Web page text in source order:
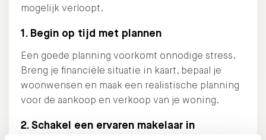
mogelijk verloopt.
1. Begin op tijd met plannen
Een goede planning voorkomt onnodige stress.
Breng je financiële situatie in kaart, bepaal je
woonwensen en maak een realistische planning
voor de aankoop en verkoop van je woning.
2. Schakel een ervaren makelaar in